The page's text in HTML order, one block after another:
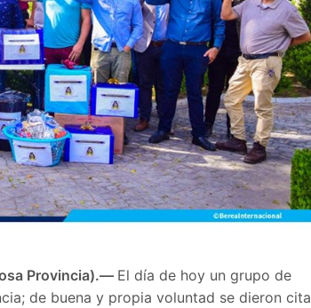
Provincia).— El día de hoy un grupo de
de buena y propia voluntad se dieron cita